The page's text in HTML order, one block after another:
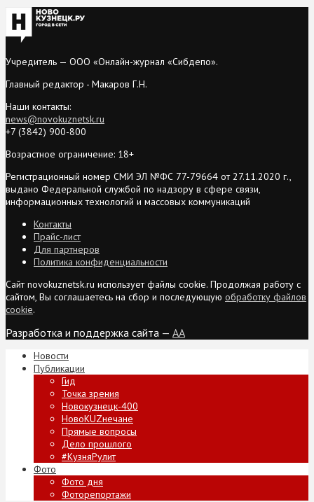
Учредитель — ООО «Онлайн-журнал «Сибдепо».
Главный редактор - Макаров Г.Н.
Наши контакты:
news@novokuznetsk.ru
+7 (3842) 900-800
Возрастное ограничение: 18+
Регистрационный номер СМИ ЭЛ №ФС 77-79664 от 27.11.2020 г.,
выдано Федеральной службой по надзору в сфере связи,
информационных технологий и массовых коммуникаций
Контакты
Прайс-лист
Для партнеров
Политика конфиденциальности
Сайт novokuznetsk.ru использует файлы cookie. Продолжая работу с
сайтом, Вы соглашаетесь на сбор и последующую обработку файлов
cookie.
Разработка и поддержка сайта — AA
Новости
Публикации
Гид
Точка зрения
Новокузнецк-400
НовоKUZнечане
Прямые вопросы
Дело прошлого
#КузняРулит
Фото
Фото дня
Фоторепортажи